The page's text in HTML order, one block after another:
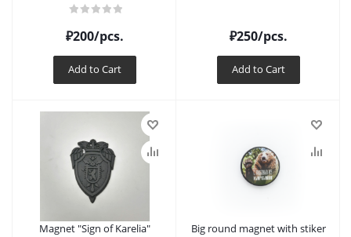
₽200/pcs.
Add to Cart
₽250/pcs.
Add to Cart
Magnet "Sign of Karelia" Big round magnet with stiker